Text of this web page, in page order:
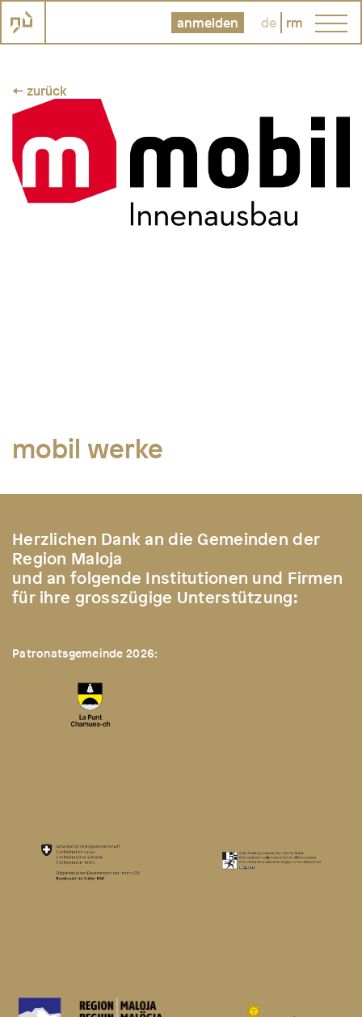
anmelden de rm
← zurück
mobil werke
Herzlichen Dank an die Gemeinden der
Region Maloja
und an folgende Institutionen und Firmen
für ihre grosszügige Unterstützung:
Patronatsgemeinde 2026: